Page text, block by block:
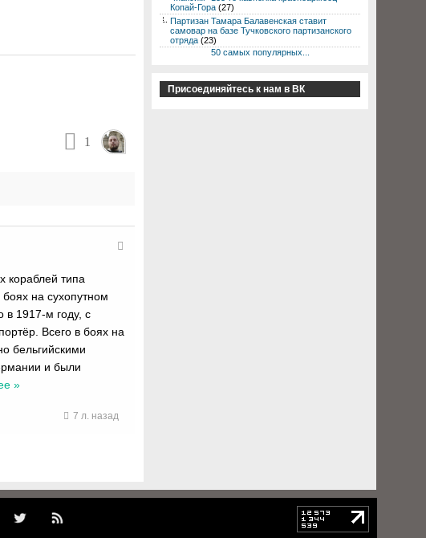
1
кораблей типа
на сухопутном
в 1917-м году, с
Всего в боях на
бельгийскими
и были
»
7 л. назад
Копай-Гора (27)
Партизан Тамара Балавенская ставит
самовар на базе Тучковского партизанского
отряда (23)
50 самых популярных...
Присоединяйтесь к нам в ВК